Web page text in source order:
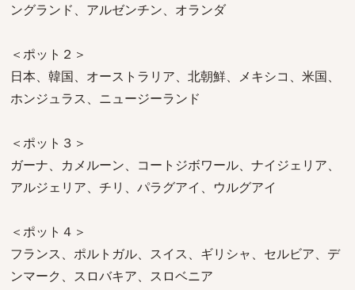
ングランド、アルゼンチン、オランダ
＜ポット２＞
日本、韓国、オーストラリア、北朝鮮、メキシコ、米国、
ホンジュラス、ニュージーランド
＜ポット３＞
ガーナ、カメルーン、コートジボワール、ナイジェリア、
アルジェリア、チリ、パラグアイ、ウルグアイ
＜ポット４＞
フランス、ポルトガル、スイス、ギリシャ、セルビア、デ
ンマーク、スロバキア、スロベニア